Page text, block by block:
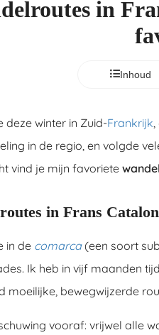
in
Inhoud
deze winter in Zuid-Frankrijk,
in de regio, en volgde
vind je mijn favoriete
in Frans
in de comarca (een soort
Ik heb in vijf maanden
moeilijke, bewegwijzerde
vooraf: vrijwel alle